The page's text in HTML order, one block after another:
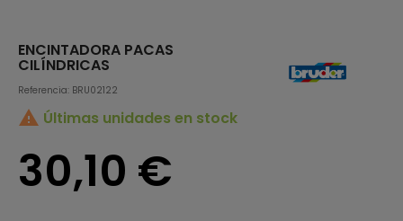
ENCINTADORA PACAS
CILÍNDRICAS
Referencia: BRU02122
 Últimas unidades en stock
30,10 €